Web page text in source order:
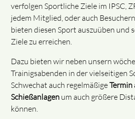
verfolgen Sportliche Ziele im IPSC,
jedem Mitglied, oder auch
bieten diesen Sport auszuüben und
Ziele zu erreichen.
Dazu bieten wir neben unsern
Trainigsabenden in der vielseitigen
Schwechat auch regelmäßige
Schießanlagen um auch größere
können.